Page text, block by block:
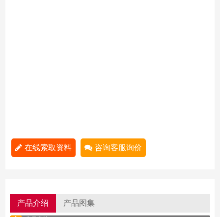
在线索取资料 咨询客服询价
产品介绍 产品图集